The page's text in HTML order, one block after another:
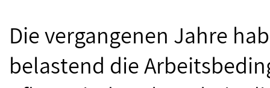
Die vergangenen Jahre
belastend die